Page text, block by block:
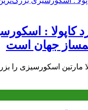
کاپولا :
جهان است
مارتین اسکورسیزی را